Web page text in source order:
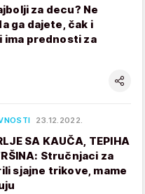
za decu? Ne
ga dajete, čak i
ima prednosti za
23.12.2022.
SA KAUČA, TEPIHA
Stručnjaci za
sjajne trikove, mame